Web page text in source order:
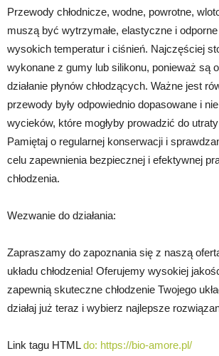
Przewody chłodnicze, wodne, powrotne,
muszą być wytrzymałe, elastyczne i odporne
wysokich temperatur i ciśnień. Najczęściej
wykonane z gumy lub silikonu, ponieważ są
działanie płynów chłodzących. Ważne jest
przewody były odpowiednio dopasowane i
wycieków, które mogłyby prowadzić do utraty
Pamiętaj o regularnej konserwacji i
celu zapewnienia bezpiecznej i efektywnej
chłodzenia.
Wezwanie do działania:
Zapraszamy do zapoznania się z naszą
układu chłodzenia! Oferujemy wysokiej
zapewnią skuteczne chłodzenie Twojego
działaj już teraz i wybierz najlepsze
Link tagu HTMLdo: https://bio-amore.pl/